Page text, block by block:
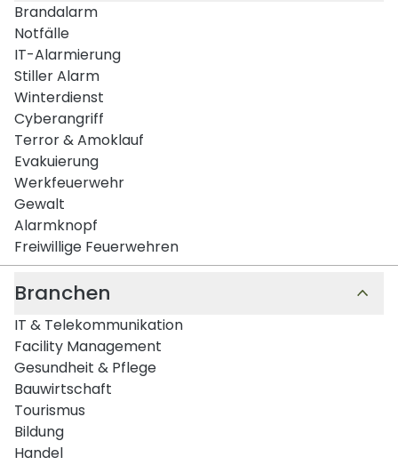
Brandalarm
Notfälle
IT-Alarmierung
Stiller Alarm
Winterdienst
Cyberangriff
Terror & Amoklauf
Evakuierung
Werkfeuerwehr
Gewalt
Alarmknopf
Freiwillige Feuerwehren
Branchen
IT & Telekommunikation
Facility Management
Gesundheit & Pflege
Bauwirtschaft
Tourismus
Bildung
Handel